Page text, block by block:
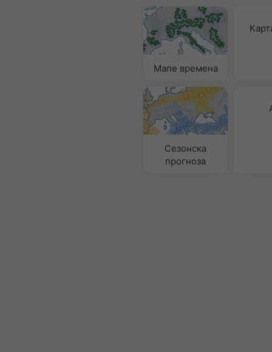
Мапе времена
Сезонска
прогноза